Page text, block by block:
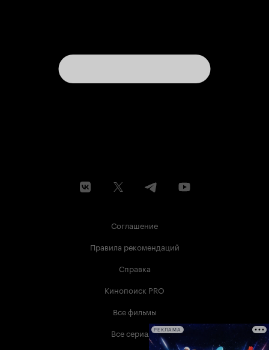
Соглашение
Правила рекомендаций
Справка
Кинопоиск PRO
Все фильмы
Все сериалыРЕКЛАМА